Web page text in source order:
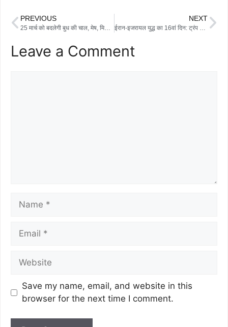
e
o
t
e
t
A
r
PREVIOUS
25 मार्च को बदलेगी बुध की चाल, मेष, मिथुन और कन्या राशि वालों के लिए खुल सकते हैं नए अवसर
NEXT
ईरान-इजरायल युद्ध का 16वां दिन: ट्रंप का बड़ा दावा—नए सुप्रीम लीडर मोजतबा खामेनेई की मौत, ईरान ने बताया झूठ
Leave a Comment
Save my name, email, and website in this
browser for the next time I comment.